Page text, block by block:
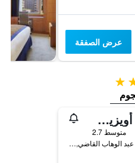
عرض الصفقة
3 نجوم
فندق أويزيس هليوبوليس
متوسط 2.7
17 شارع عبد الوهاب القاضي, القاهرة, مصر